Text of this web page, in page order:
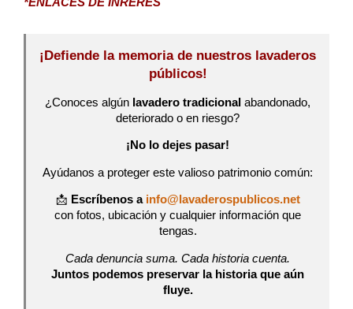
¡Defiende la memoria de nuestros lavaderos
públicos!
¿Conoces algún lavadero tradicional abandonado,
deteriorado o en riesgo?
¡No lo dejes pasar!
Ayúdanos a proteger este valioso patrimonio común:
📩 Escríbenos a info@lavaderospublicos.net
con fotos, ubicación y cualquier información que
tengas.
Cada denuncia suma. Cada historia cuenta.
Juntos podemos preservar la historia que aún
fluye.